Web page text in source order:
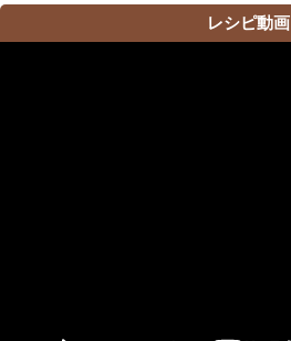
レシピ動画